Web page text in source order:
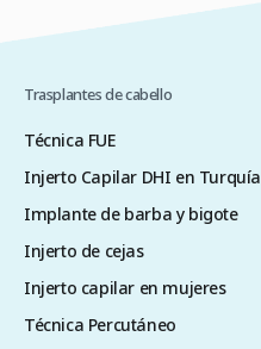
Trasplantes de cabello
Técnica FUE
Injerto Capilar DHI en Turquía
Implante de barba y bigote
Injerto de cejas
Injerto capilar en mujeres
Técnica Percutáneo